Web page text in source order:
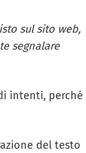
sul sito web,
segnalare
intenti, perché
del testo